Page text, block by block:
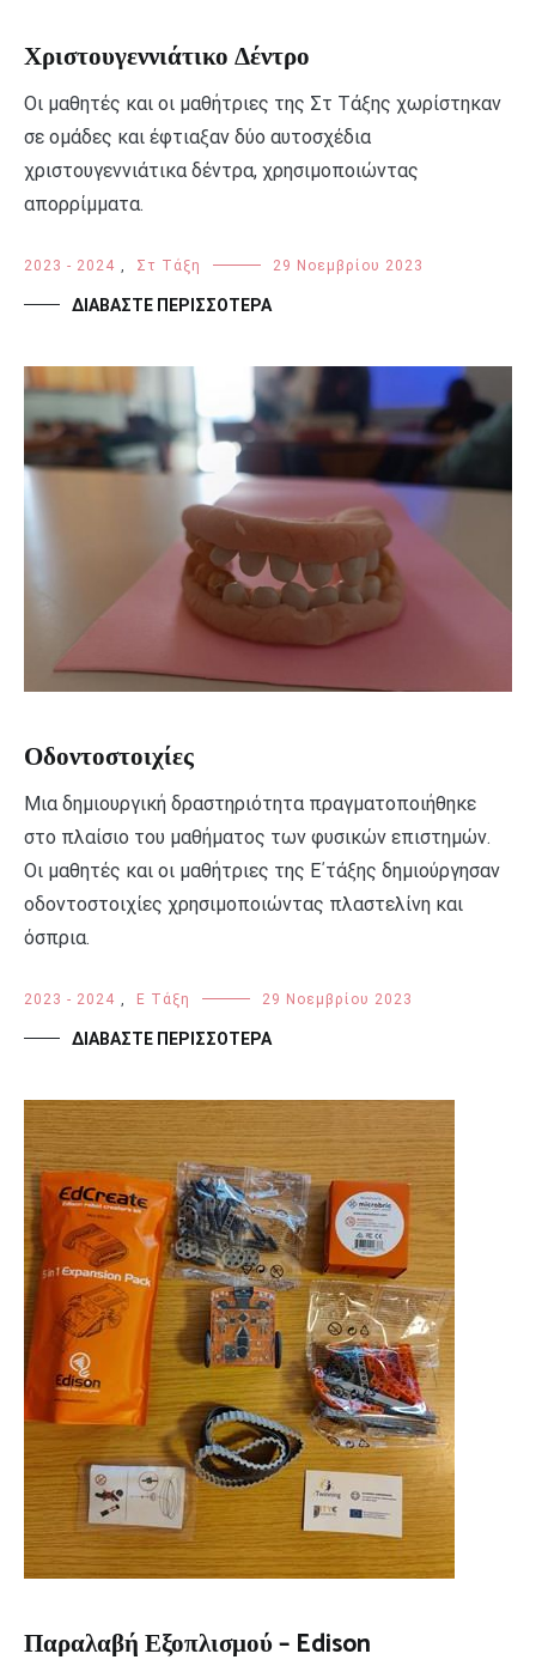
Χριστουγεννιάτικο Δέντρο
Οι μαθητές και οι μαθήτριες της Στ Τάξης χωρίστηκαν
σε ομάδες και έφτιαξαν δύο αυτοσχέδια
χριστουγεννιάτικα δέντρα, χρησιμοποιώντας
απορρίμματα.
2023 - 2024 , Στ Τάξη 29 Νοεμβρίου 2023
ΔΙΑΒΆΣΤΕ ΠΕΡΙΣΣΌΤΕΡΑ
Οδοντοστοιχίες
Μια δημιουργική δραστηριότητα πραγματοποιήθηκε
στο πλαίσιο του μαθήματος των φυσικών επιστημών.
Οι μαθητές και οι μαθήτριες της Ε΄τάξης δημιούργησαν
οδοντοστοιχίες χρησιμοποιώντας πλαστελίνη και
όσπρια.
2023 - 2024 , Ε Τάξη 29 Νοεμβρίου 2023
ΔΙΑΒΆΣΤΕ ΠΕΡΙΣΣΌΤΕΡΑ
Παραλαβή Εξοπλισμού – Edison